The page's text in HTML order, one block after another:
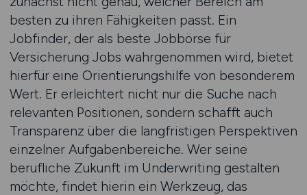
besten zu ihren Fähigkeiten passt. Ein
Jobfinder, der als beste Jobbörse für
Versicherung Jobs wahrgenommen wird, bietet
hierfür eine Orientierungshilfe von besonderem
Wert. Er erleichtert nicht nur die Suche nach
relevanten Positionen, sondern schafft auch
Transparenz über die langfristigen Perspektiven
einzelner Aufgabenbereiche. Wer seine
berufliche Zukunft im Underwriting gestalten
möchte, findet hierin ein Werkzeug, das